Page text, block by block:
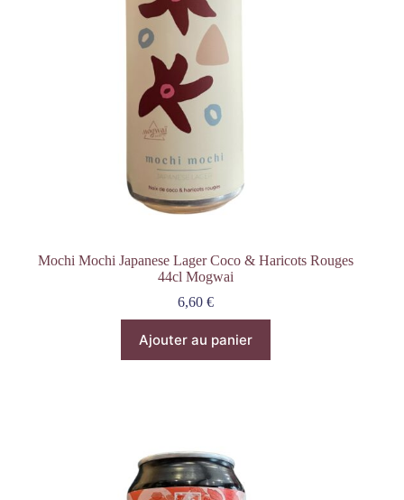
Mochi Mochi Japanese Lager Coco & Haricots Rouges
44cl Mogwai
6,60€
Ajouter au panier